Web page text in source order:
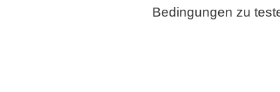
Bedingungen zu